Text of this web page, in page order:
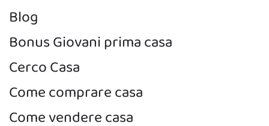
Blog
Bonus Giovani prima casa
Cerco Casa
Come comprare casa
Come vendere casa